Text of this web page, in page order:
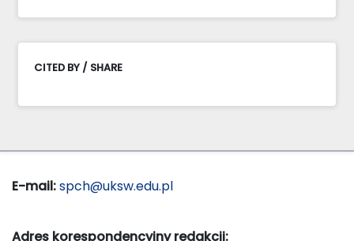
CITED BY / SHARE
E-mail:spch@uksw.edu.pl
Adres korespondencyjny redakcji: